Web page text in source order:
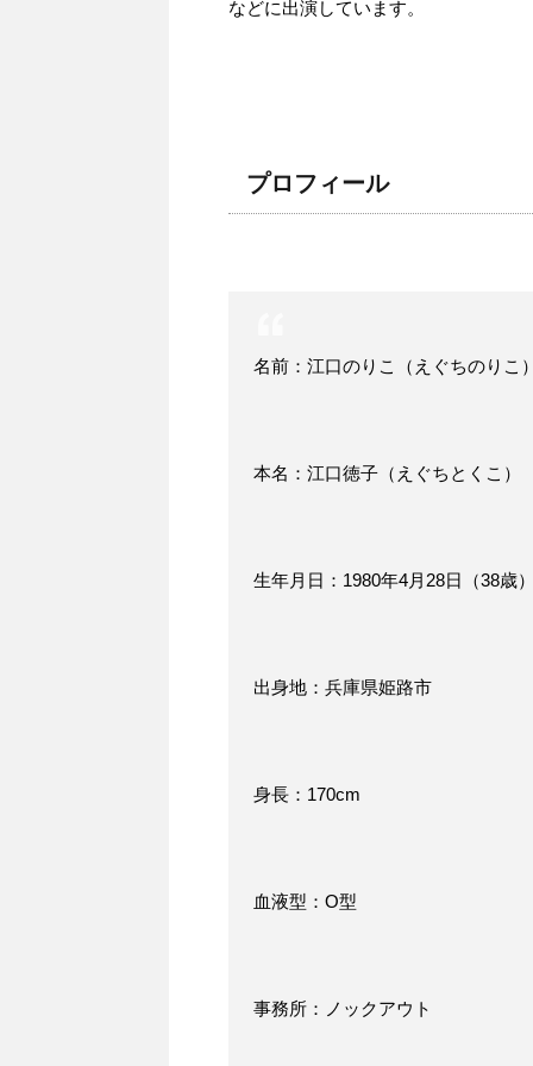
などに出演しています。
プロフィール
名前：江口のりこ（えぐちのりこ
本名：江口徳子（えぐちとくこ）
生年月日：1980年4月28日（38歳
出身地：兵庫県姫路市
身長：170cm
血液型：O型
事務所：ノックアウト